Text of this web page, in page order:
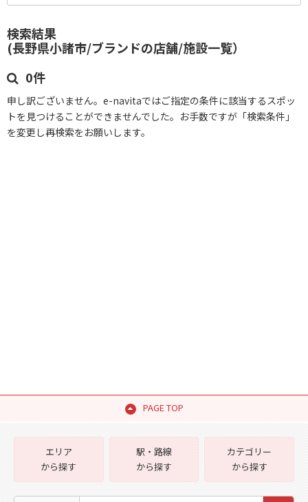
検索結果
(長野県小諸市/ブランドの店舗/施設一覧）
0件
申し訳ございません。e-navitaではご指定の条件に該当するスポッ
トを見つけることができませんでした。お手数ですが「検索条件」
を変更し再検索をお願いします。
PAGE TOP
エリア
から探す
駅・路線
から探す
カテゴリー
から探す